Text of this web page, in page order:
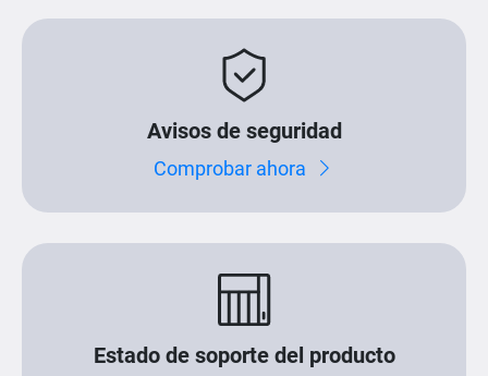
Avisos de seguridad
Comprobar ahora
Estado de soporte del producto